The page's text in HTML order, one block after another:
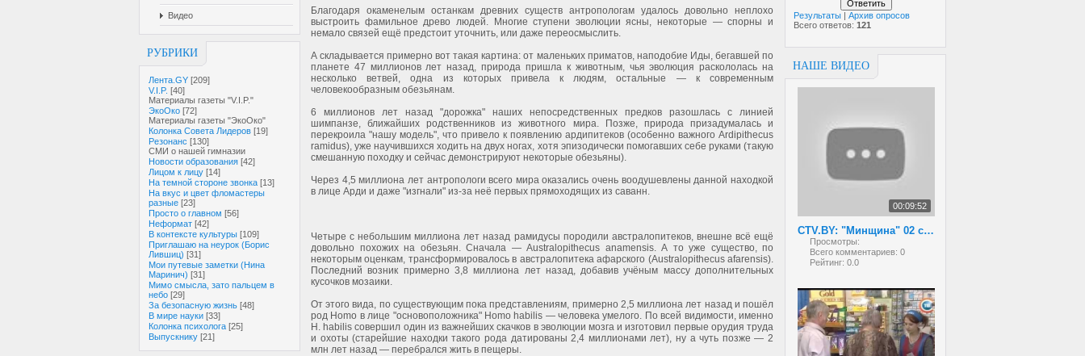
Видео
РУБРИКИ
Лента.GY [209]
V.I.P. [40]
Материалы газеты "V.I.P."
ЭкоОко [72]
Материалы газеты "ЭкоОко"
Колонка Совета Лидеров [19]
Резонанс [130]
СМИ о нашей гимназии
Новости образования [42]
Лицом к лицу [14]
На темной стороне звонка [13]
На вкус и цвет фломастеры
разные [23]
Просто о главном [56]
Неформат [42]
В контексте культуры [109]
Приглашаю на неурок (Борис
Лившиц) [31]
Мои путевые заметки (Нина
Маринич) [31]
Мимо смысла, зато пальцем в
небо [29]
За безопасную жизнь [48]
В мире науки [33]
Колонка психолога [25]
Выпускнику [21]
Результаты | Архив опросов
Всего ответов: 121
НАШЕ ВИДЕО
00:09:52
CTV.BY: "Минщина" 02 сентября 2013 года
Просмотры:
Всего комментариев: 0
Рейтинг: 0.0
Благодаря окаменелым останкам древних существ антропологам удалось довольно неплохо
выстроить фамильное древо людей. Многие ступени эволюции ясны, некоторые — спорны и
немало связей ещё предстоит уточнить, или даже переосмыслить.
А складывается примерно вот такая картина: от маленьких приматов, наподобие Иды, бегавшей по
планете 47 миллионов лет назад, природа пришла к животным, чья эволюция раскололась на
несколько ветвей, одна из которых привела к людям, остальные — к современным
человекообразным обезьянам.
6 миллионов лет назад "дорожка" наших непосредственных предков разошлась с линией
шимпанзе, ближайших родственников из животного мира. Позже, природа призадумалась и
перекроила "нашу модель", что привело к появлению ардипитеков (особенно важного Ardipithecus
ramidus), уже научившихся ходить на двух ногах, хотя эпизодически помогавших себе руками (такую
смешанную походку и сейчас демонстрируют некоторые обезьяны).
Через 4,5 миллиона лет антропологи всего мира оказались очень воодушевлены данной находкой
в лице Арди и даже "изгнали" из-за неё первых прямоходящих из саванн.
Четыре с небольшим миллиона лет назад рамидусы породили австралопитеков, внешне всё ещё
довольно похожих на обезьян. Сначала — Australopithecus anamensis. А то уже существо, по
некоторым оценкам, трансформировалось в австралопитека афарского (Australopithecus afarensis).
Последний возник примерно 3,8 миллиона лет назад, добавив учёным массу дополнительных
кусочков мозаики.
От этого вида, по существующим пока представлениям, примерно 2,5 миллиона лет назад и пошёл
род Homo в лице "основоположника" Homo habilis — человека умелого. По всей видимости, именно
H. habilis совершил один из важнейших скачков в эволюции мозга и изготовил первые орудия труда
и охоты (старейшие находки такого рода датированы 2,4 миллионами лет), ну а чуть позже — 2
млн лет назад — перебрался жить в пещеры.